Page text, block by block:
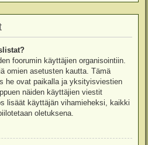
foorumin käyttäjien organisointiin.
omien asetusten kautta. Tämä
he ovat paikalla ja yksityisviestien
näiden käyttäjien viestit
lisäät käyttäjän vihamieheksi, kaikki
oletuksena.